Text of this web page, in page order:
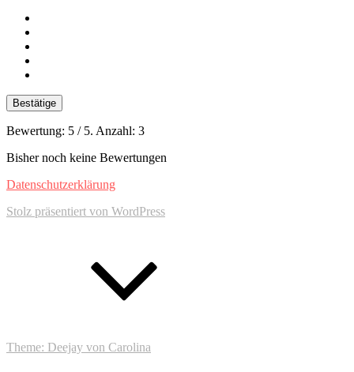
Bestätige
Bewertung: 5 / 5. Anzahl: 3
Bisher noch keine Bewertungen
Footer-
Inhalt
Datenschutzerklärung
Stolz präsentiert von WordPress
Theme: Deejay von Carolina